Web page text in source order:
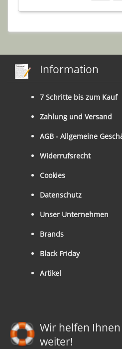
Information
7 Schritte bis zum Kauf
Zahlung und Versand
AGB - Allgemeine
Widerrufsrecht
Cookies
Datenschutz
Unser Unternehmen
Brands
Black Friday
Artikel
Wir helfen Ihnen
weiter!